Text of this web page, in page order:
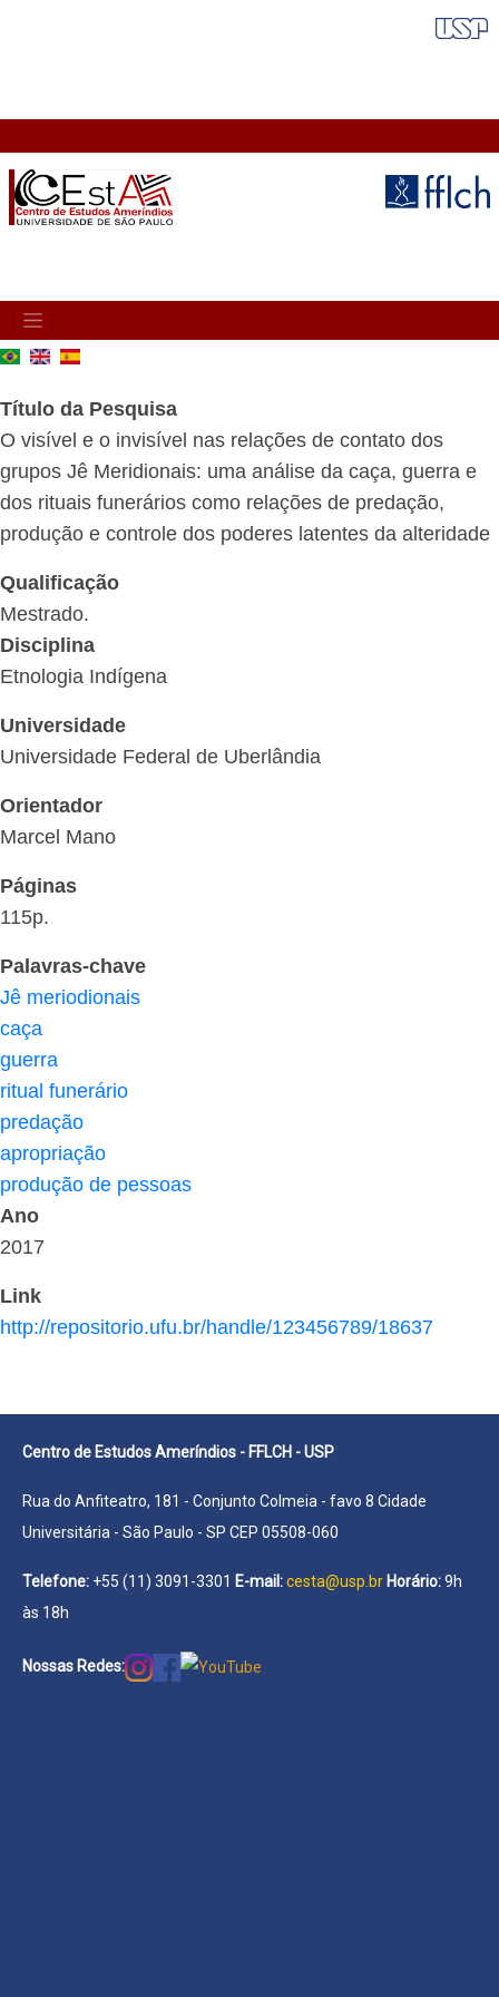
MAIN
NAVIGATION
Título da Pesquisa
O visível e o invisível nas relações de contato dos
grupos Jê Meridionais: uma análise da caça, guerra e
dos rituais funerários como relações de predação,
produção e controle dos poderes latentes da alteridade
Qualificação
Mestrado.
Disciplina
Etnologia Indígena
Universidade
Universidade Federal de Uberlândia
Orientador
Marcel Mano
Páginas
115p.
Palavras-chave
Jê meriodionais
caça
guerra
ritual funerário
predação
apropriação
produção de pessoas
Ano
2017
Link
http://repositorio.ufu.br/handle/123456789/18637
Centro de Estudos Ameríndios - FFLCH - USP
Rua do Anfiteatro, 181 - Conjunto Colmeia - favo 8 Cidade
Universitária - São Paulo - SP CEP 05508-060
Telefone: +55 (11) 3091-3301 E-mail:cesta@usp.br Horário:9h
às 18h
Nossas Redes: